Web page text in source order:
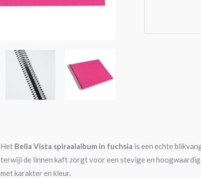
Het Bella Vista spiraalalbum in fuchsia is een echte
terwijl de linnen kaft zorgt voor een stevige en
met karakter en kleur.